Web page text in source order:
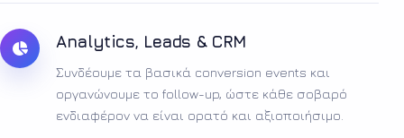
Analytics, Leads & CRM
Συνδέουμε τα βασικά conversion events και
οργανώνουμε το follow-up, ώστε κάθε σοβαρό
ενδιαφέρον να είναι ορατό και αξιοποιήσιμο.